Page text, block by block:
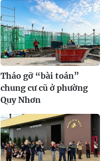
Tháo gỡ “bài toán”
chung cư cũ ở phường
Quy Nhơn